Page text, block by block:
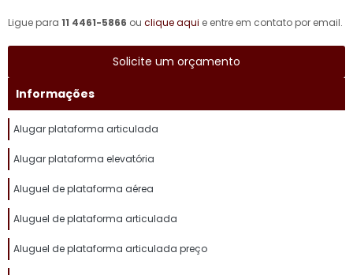
Ligue para 11 4461-5866 ou clique aqui e entre em contato por email.
Solicite um orçamento
Informações
Alugar plataforma articulada
Alugar plataforma elevatória
Aluguel de plataforma aérea
Aluguel de plataforma articulada
Aluguel de plataforma articulada preço